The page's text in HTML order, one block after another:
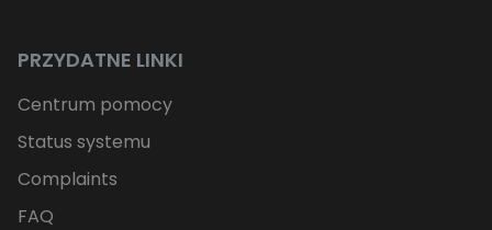
PRZYDATNE LINKI
Centrum pomocy
Status systemu
Complaints
FAQ